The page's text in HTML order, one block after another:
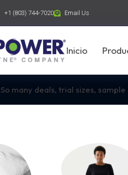
+1 (803) 744-7020 Email Us
Inicio
So many deals, trial sizes,